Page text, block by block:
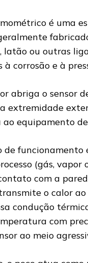
é uma
latão ou outras
à corrosão e à
abriga o sensor
extremidade
ao equipamento
de funcionamento
(gás, vapor
com a
o calor ao
condução
com
ao meio